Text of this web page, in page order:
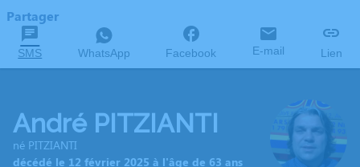
Partager
SMS WhatsApp Facebook E-mail Lien
André PITZIANTI
né PITZIANTI
décédé le 12 février 2025 à l'âge de 63 ans